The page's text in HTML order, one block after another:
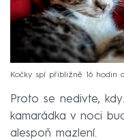
Kočky spí přibližně 16 hodin
Proto se nedivte,
kamarádka v noci
alespoň mazlení.